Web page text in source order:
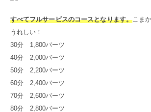
すべてフルサービスのコースとなります。こま
うれしい！
30分 1,800バーツ
40分 2,000バーツ
50分 2,200バーツ
60分 2,400バーツ
70分 2,600バーツ
80分 2,800バーツ